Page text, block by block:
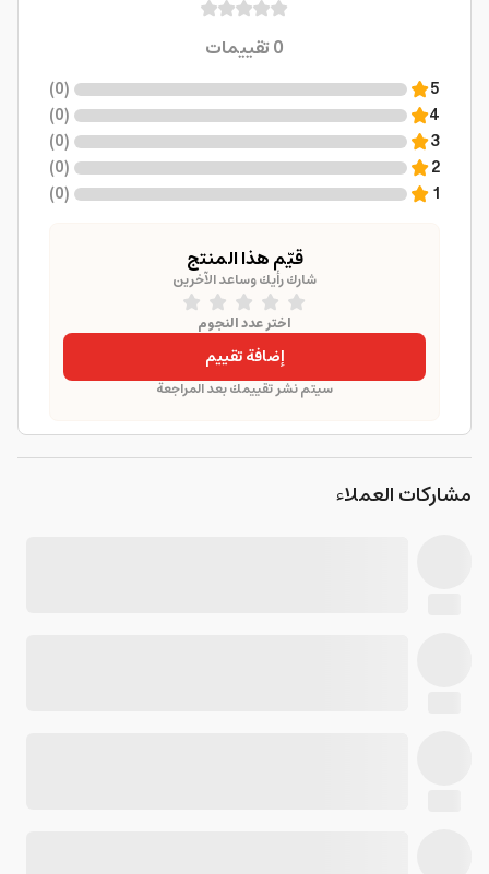
0تقييمات
5
(
0
)
4
(
0
)
3
(
0
)
2
(
0
)
1
(
0
)
قيّم هذا المنتج
شارك رأيك وساعد الآخرين
اختر عدد النجوم
إضافة تقييم
سيتم نشر تقييمك بعد المراجعة
مشاركات العملاء